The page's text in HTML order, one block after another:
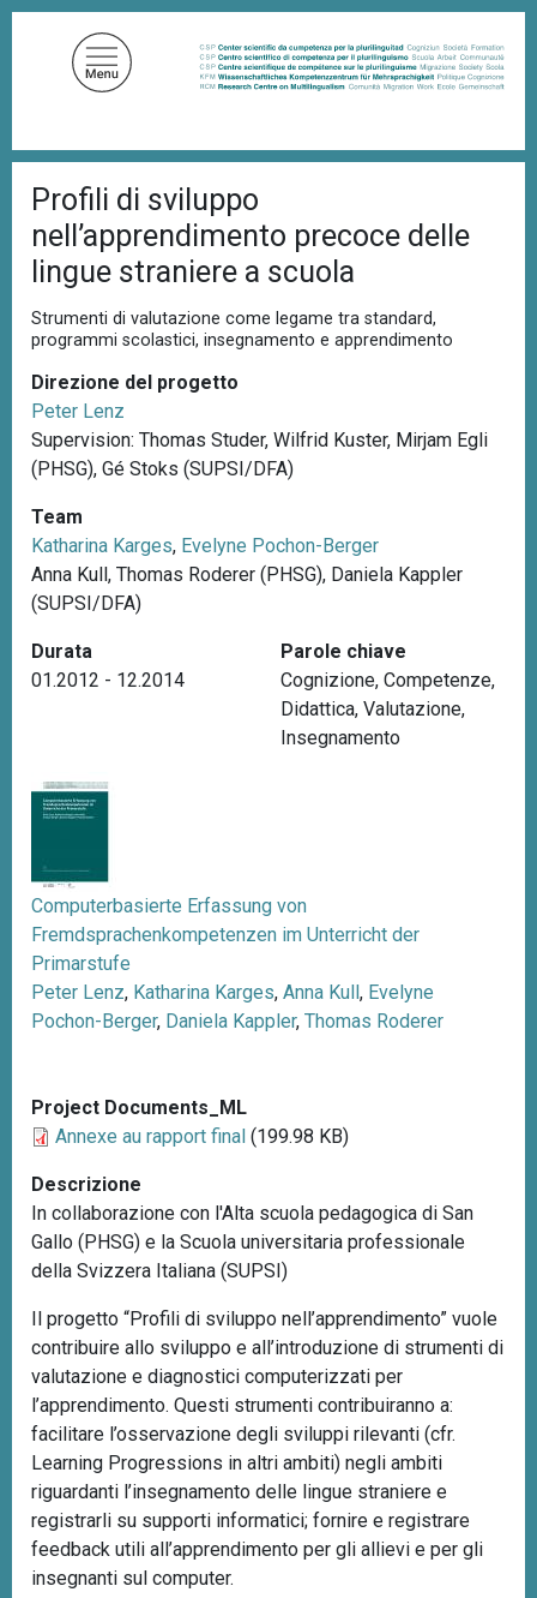
r
c
o
e
d
p
a
n
e
Profili di sviluppo
nell’apprendimento precoce delle
lingue straniere a scuola
Strumenti di valutazione come legame tra standard,
programmi scolastici, insegnamento e apprendimento
Direzione del progetto
Peter Lenz
Supervision: Thomas Studer, Wilfrid Kuster, Mirjam Egli
(PHSG), Gé Stoks (SUPSI/DFA)
Team
Katharina Karges, Evelyne Pochon-Berger
Anna Kull, Thomas Roderer (PHSG), Daniela Kappler
(SUPSI/DFA)
Durata
01.2012 - 12.2014
Parole chiave
Cognizione, Competenze,
Didattica, Valutazione,
Insegnamento
Computerbasierte Erfassung von
Fremdsprachenkompetenzen im Unterricht der
Primarstufe
Peter Lenz, Katharina Karges, Anna Kull , Evelyne
Pochon-Berger, Daniela Kappler, Thomas Roderer
Project Documents_ML
Annexe au rapport final (199.98 KB)
Descrizione
In collaborazione con l'Alta scuola pedagogica di San
Gallo (PHSG) e la Scuola universitaria professionale
della Svizzera Italiana (SUPSI)
Il progetto “Profili di sviluppo nell’apprendimento” vuole
contribuire allo sviluppo e all’introduzione di strumenti di
valutazione e diagnostici computerizzati per
l’apprendimento. Questi strumenti contribuiranno a:
facilitare l’osservazione degli sviluppi rilevanti (cfr.
Learning Progressions in altri ambiti) negli ambiti
riguardanti l’insegnamento delle lingue straniere e
registrarli su supporti informatici; fornire e registrare
feedback utili all’apprendimento per gli allievi e per gli
insegnanti sul computer.